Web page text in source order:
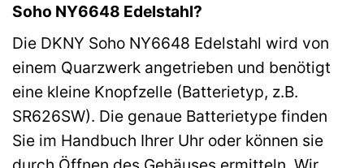
Soho NY6648 Edelstahl?
Die DKNY Soho NY6648 Edelstahl wird von
einem Quarzwerk angetrieben und benötigt
eine kleine Knopfzelle (Batterietyp, z.B.
SR626SW). Die genaue Batterietype finden
Sie im Handbuch Ihrer Uhr oder können sie